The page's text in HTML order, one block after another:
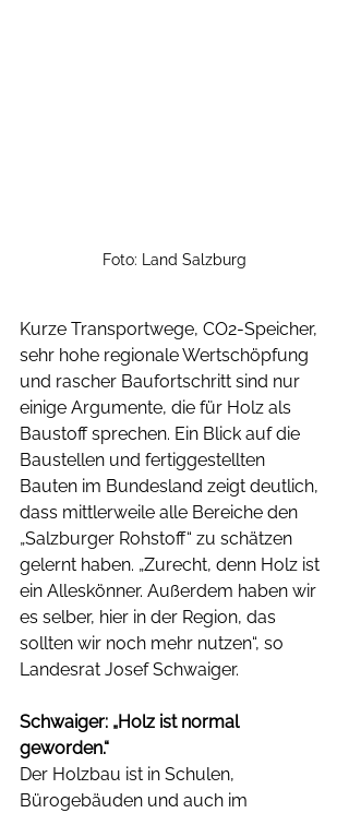
Foto: Land Salzburg
Kurze Transportwege, CO2-Speicher,
sehr hohe regionale Wertschöpfung
und rascher Baufortschritt sind nur
einige Argumente, die für Holz als
Baustoff sprechen. Ein Blick auf die
Baustellen und fertiggestellten
Bauten im Bundesland zeigt deutlich,
dass mittlerweile alle Bereiche den
„Salzburger Rohstoff“ zu schätzen
gelernt haben. „Zurecht, denn Holz ist
ein Alleskönner. Außerdem haben wir
es selber, hier in der Region, das
sollten wir noch mehr nutzen“, so
Landesrat Josef Schwaiger.
Schwaiger: „Holz ist normal
geworden.“
Der Holzbau ist in Schulen,
Bürogebäuden und auch im